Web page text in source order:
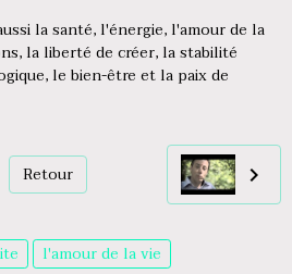
la santé, l'énergie, l'amour de la
la liberté de créer, la stabilité
le bien-être et la paix de
Retour
l'amour de la vie